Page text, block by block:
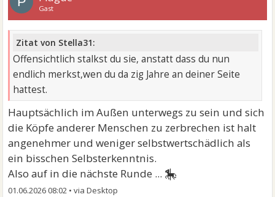
Gast
Zitat von Stella31:
Offensichtlich stalkst du sie, anstatt dass du nun
endlich merkst,wen du da zig Jahre an deiner Seite
hattest.
Hauptsächlich im Außen unterwegs zu sein und sich
die Köpfe anderer Menschen zu zerbrechen ist halt
angenehmer und weniger selbstwertschädlich als
ein bisschen Selbsterkenntnis.
Also auf in die nächste Runde ... 🎠
01.06.2026 08:02 •